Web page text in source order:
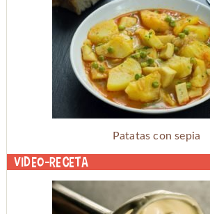
Patatas con sepia
Video-receta